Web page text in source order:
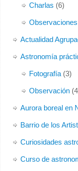
Charlas (6)
Actualidad
Astronomía
Fotografía(3)
Observación
Aurora boreal en
Barrio de los
Curiosidades
Curso de